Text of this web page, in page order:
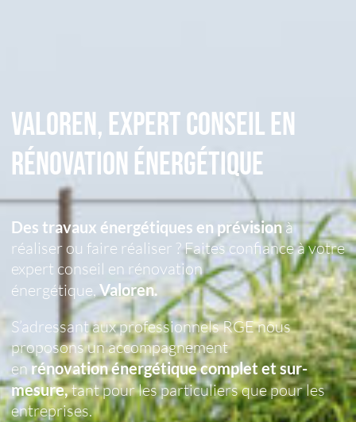
VALOREN, expert conseil en
rénovation énergétique
Des travaux énergétiques en prévisionà
réaliser ou faire réaliser ? Faites confiance à votre
expert conseil en rénovation
énergétique,Valoren.
S’adressant aux professionnels RGE nous
proposons un accompagnement
en rénovation énergétique complet et sur-
mesure,tant pour les particuliers que pour les
entreprises.